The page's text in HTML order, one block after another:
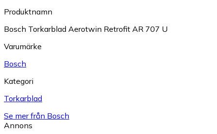
Produktnamn
Bosch Torkarblad Aerotwin Retrofit AR 707 U
Varumärke
Bosch
Kategori
Torkarblad
Se mer från Bosch
Annons